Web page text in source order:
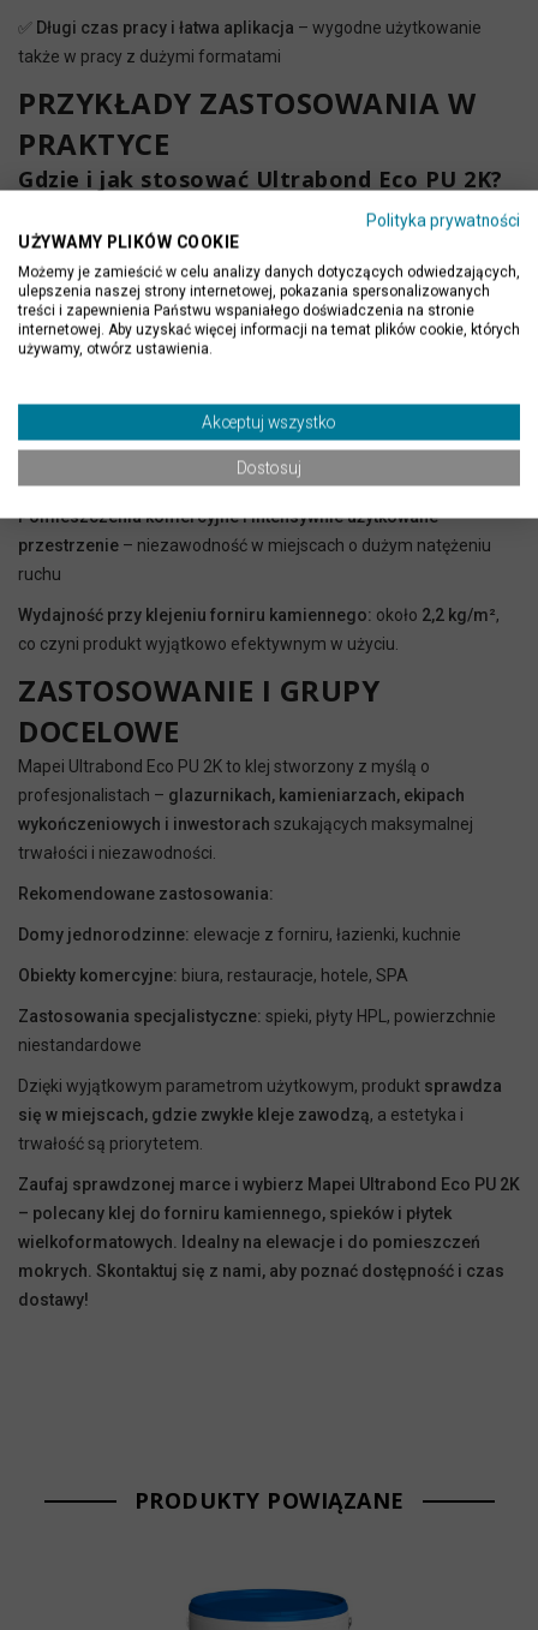
✅ Długi czas pracy i łatwa aplikacja – wygodne użytkowanie
także w pracy z dużymi formatami
PRZYKŁADY ZASTOSOWANIA W
PRAKTYCE
Gdzie i jak stosować Ultrabond Eco PU 2K?
Montaż fornirów kamiennych na elewacjach zewnętrznych
–
trwała przyczepność nawet przy zmianach temperatury i
ekspozycji na wodę
Łazienki, kabiny prysznicowe, sauny, kuchnie– odporność na
wilgoć czyni go idealnym do stref mokrych
– zapewnia trwałość bez ryzyka odspajania
Strefy narażone na wibracje lub ruch podłoża (np. ogrzewanie
– elastyczność minimalizuje ryzyko pękania
Pomieszczenia komercyjne i intensywnie użytkowane
przestrzenie – niezawodność w miejscach o dużym natężeniu
ruchu
Wydajność przy klejeniu forniru kamiennego: około 2,2 kg/m²,
co czyni produkt wyjątkowo efektywnym w użyciu.
ZASTOSOWANIE I GRUPY
DOCELOWE
Mapei Ultrabond Eco PU 2K to klej stworzony z myślą o
profesjonalistach – glazurnikach, kamieniarzach, ekipach
wykończeniowych i inwestorach szukających maksymalnej
trwałości i niezawodności.
Rekomendowane zastosowania:
Domy jednorodzinne: elewacje z forniru, łazienki, kuchnie
Obiekty komercyjne: biura, restauracje, hotele, SPA
Zastosowania specjalistyczne: spieki, płyty HPL, powierzchnie
niestandardowe
Dzięki wyjątkowym parametrom użytkowym, produkt sprawdza
się w miejscach, gdzie zwykłe kleje zawodzą, a estetyka i
trwałość są priorytetem.
Zaufaj sprawdzonej marce i wybierz Mapei Ultrabond Eco PU 2K
– polecany klej do forniru kamiennego, spieków i płytek
wielkoformatowych. Idealny na elewacje i do pomieszczeń
mokrych. Skontaktuj się z nami, aby poznać dostępność i czas
dostawy!
PRODUKTY POWIĄZANE
Polityka prywatności
UŻYWAMY PLIKÓW COOKIE
Możemy je zamieścić w celu analizy danych dotyczących odwiedzających,
ulepszenia naszej strony internetowej, pokazania spersonalizowanych
treści i zapewnienia Państwu wspaniałego doświadczenia na stronie
internetowej. Aby uzyskać więcej informacji na temat plików cookie, których
używamy, otwórz ustawienia.
Akceptuj wszystko
Dostosuj